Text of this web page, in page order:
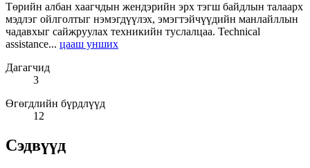
Төрийн албан хаагчдын жендэрийн эрх тэгш байдлын талаарх
мэдлэг ойлголтыг нэмэгдүүлэх, эмэгтэйчүүдийн манлайллын
чадавхыг сайжруулах техникийн туслалцаа. Technical
assistance... цааш унших
Дагагчид
3
Өгөгдлийн бүрдлүүд
12
Сэдвүүд